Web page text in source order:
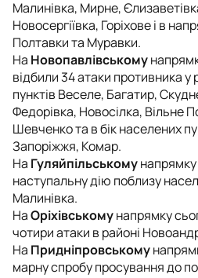
Малинівка, Мирне,
Новосергіївка, Горіхове і в
Полтавки та Муравки.
На Новопавлівському
відбили 34 атаки противника
пунктів Веселе, Багатир,
Федорівка, Новосілка, Вільне
Шевченко та в бік населених
Запоріжжя, Комар.
На Гуляйпільському
наступальну дію поблизу
Малинівка.
НаОріхівськомунапрямку
чотири атаки в районі
На Придніпровському
марну спробу просування до